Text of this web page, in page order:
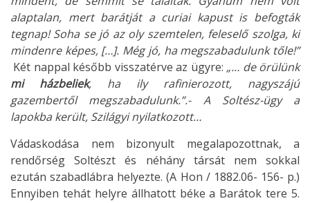
alaptalan, mert barátját a curiai kapust is befogták
tegnap! Soha se jó az oly szemtelen, feleselő szolga, ki
mindenre képes, […]. Még jó, ha megszabadulunk tőle!”
Két nappal később visszatérve az ügyre:„… de örülünk
mi házbeliek, ha ily rafinierozott, nagyszájú
gazembertől megszabadulunk.”.- A Soltész-ügy a
lapokba került, Szilágyi nyilatkozott…
Vádaskodása nem bizonyult megalapozottnak, a
rendőrség Soltészt és néhány társát nem sokkal
ezután szabadlábra helyezte. (A Hon / 1882.06- 156- p.)
Ennyiben tehát helyre állhatott béke a Barátok tere 5.